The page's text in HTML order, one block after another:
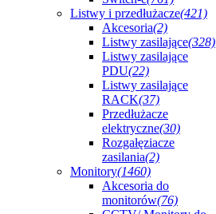
Listwy i przedłużacze(421)
Akcesoria(2)
Listwy zasilające(328)
Listwy zasilające
PDU(22)
Listwy zasilające
RACK(37)
Przedłużacze
elektryczne(30)
Rozgałęziacze
zasilania(2)
Monitory(1460)
Akcesoria do
monitorów(76)